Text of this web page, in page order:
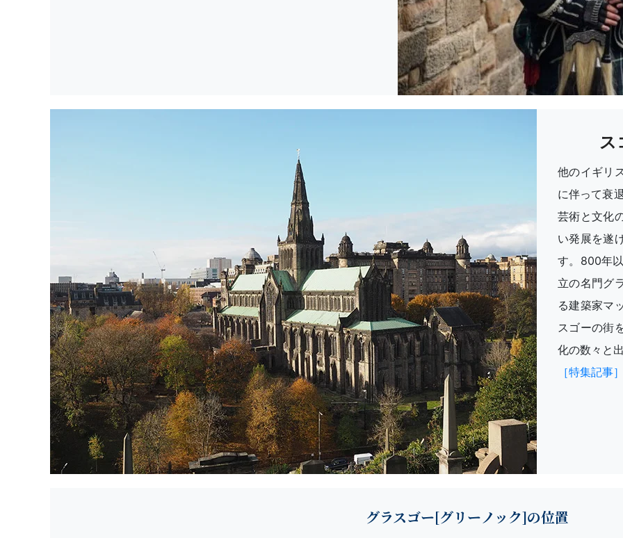
ス
他のイギリ
に伴って衰
芸術と文化
い発展を遂
す。800年
立の名門グ
る建築家マ
スゴーの街
化の数々と
［特集記事
グラスゴー[グリーノック]の位置